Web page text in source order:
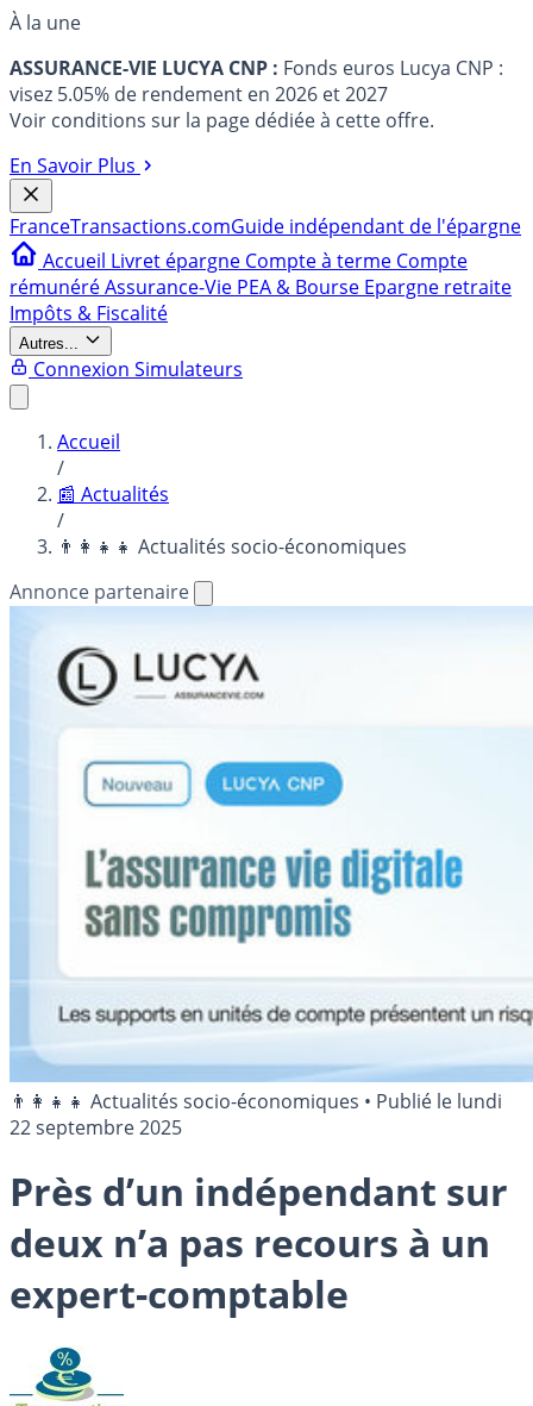
À la une
ASSURANCE-VIE LUCYA CNP : Fonds euros Lucya CNP :
visez 5.05% de rendement en 2026 et 2027
Voir conditions sur la page dédiée à cette offre.
En Savoir Plus
FranceTransactions.comGuide indépendant de l'épargne
Accueil Livret épargne Compte à terme Compte
rémunéréAssurance-Vie PEA & Bourse Epargne retraite
Impôts & Fiscalité
Autres...
Connexion Simulateurs
Accueil
/
📰 Actualités
/
👨‍👩‍👧‍👧 Actualités socio-économiques
Annonce partenaire
👨‍👩‍👧‍👧 Actualités socio-économiques • Publié le lundi
22 septembre 2025
Près d’un indépendant sur
deux n’a pas recours à un
expert-comptable